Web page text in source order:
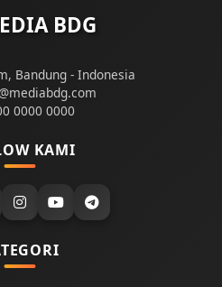
BDG
Bandung - Indonesia
0000 0000
KAMI